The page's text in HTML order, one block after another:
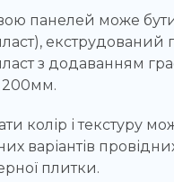
панелей може бути
екструдований
з додаванням
200мм.
колір і текстуру
варіантів
плитки.